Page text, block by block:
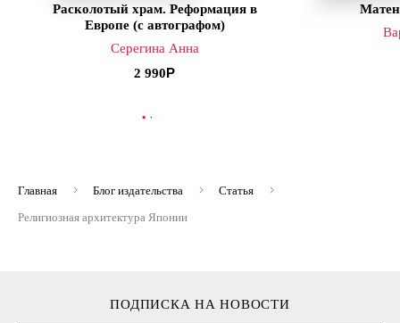
Расколотый храм. Реформация в
Европе (с автографом)
Серегина Анна
2 990
В КОРЗИНУ
Главная Блог издательства
Статья
Религиозная архитектура Японии
ПОДПИСКА НА НОВОСТИ